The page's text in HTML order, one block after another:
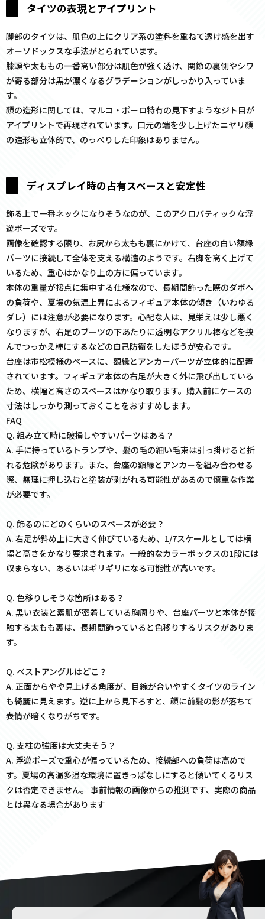
タイツの表現とアイプリント
脚部のタイツは、肌色の上にクリア系の塗料を重ねて透け感を出す
オーソドックスな手法がとられています。
膝頭や太ももの一番高い部分は肌色が強く透け、関節の裏側やシワ
が寄る部分は黒が濃くなるグラデーションがしっかり入っていま
す。
顔の造形に関しては、マルコ・ポーロ特有の見下すようなジト目が
アイプリントで再現されています。口元の端を少し上げたニヤリ顔
の造形も立体的で、のっぺりした印象はありません。
ディスプレイ時の占有スペースと安定性
飾る上で一番ネックになりそうなのが、このアクロバティックな浮
遊ポーズです。
画像を確認する限り、お尻から太もも裏にかけて、台座の白い額縁
パーツに接続して全体を支える構造のようです。右脚を高く上げて
いるため、重心はかなり上の方に偏っています。
本体の重量が接点に集中する仕様なので、長期間飾った際のダボへ
の負荷や、夏場の気温上昇によるフィギュア本体の傾き（いわゆる
ダレ）には注意が必要になります。心配な人は、見栄えは少し悪く
なりますが、右足のブーツの下あたりに透明なアクリル棒などを挟
んでつっかえ棒にするなどの自己防衛をしたほうが安心です。
台座は市松模様のベースに、額縁とアンカーパーツが立体的に配置
されています。フィギュア本体の右足が大きく外に飛び出している
ため、横幅と高さのスペースはかなり取ります。購入前にケースの
寸法はしっかり測っておくことをおすすめします。
FAQ
Q. 組み立て時に破損しやすいパーツはある？
A. 手に持っているトランプや、髪の毛の細い毛束は引っ掛けると折
れる危険があります。また、台座の額縁とアンカーを組み合わせる
際、無理に押し込むと塗装が剥がれる可能性があるので慎重な作業
が必要です。
Q. 飾るのにどのくらいのスペースが必要？
A. 右足が斜め上に大きく伸びているため、1/7スケールとしては横
幅と高さをかなり要求されます。一般的なカラーボックスの1段には
収まらない、あるいはギリギリになる可能性が高いです。
Q. 色移りしそうな箇所はある？
A. 黒い衣装と素肌が密着している胸周りや、台座パーツと本体が接
触する太もも裏は、長期間飾っていると色移りするリスクがありま
す。
Q. ベストアングルはどこ？
A. 正面からやや見上げる角度が、目線が合いやすくタイツのライン
も綺麗に見えます。逆に上から見下ろすと、顔に前髪の影が落ちて
表情が暗くなりがちです。
Q. 支柱の強度は大丈夫そう？
A. 浮遊ポーズで重心が偏っているため、接続部への負荷は高めで
す。夏場の高温多湿な環境に置きっぱなしにすると傾いてくるリス
クは否定できません。 事前情報の画像からの推測です、実際の商品
とは異なる場合があります